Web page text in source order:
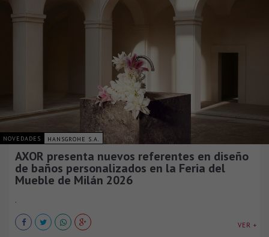
NOVEDADES HANSGROHE S.A.
AXOR presenta nuevos referentes en diseño
de baños personalizados en la Feria del
Mueble de Milán 2026
.
VER +